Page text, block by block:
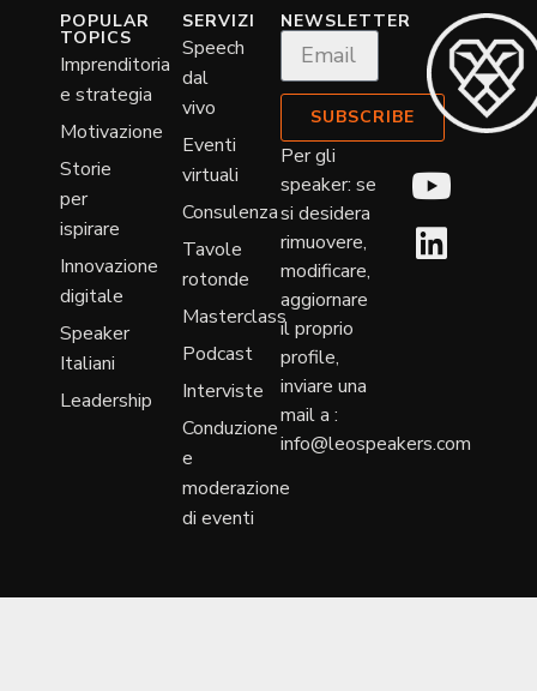
POPULAR
TOPICS
Imprenditoria
e strategia
Motivazione
Storie
per
ispirare
Innovazione
digitale
Speaker
Italiani
Leadership
SERVIZI
Speech
dal
vivo
Eventi
virtuali
Consulenza
Tavole
rotonde
Masterclass
Podcast
Interviste
Conduzione
e
moderazione
di eventi
NEWSLETTER
SUBSCRIBE
Per gli
speaker: se
si desidera
rimuovere,
modificare,
aggiornare
il proprio
profile,
inviare una
mail a :
info@leospeakers.com